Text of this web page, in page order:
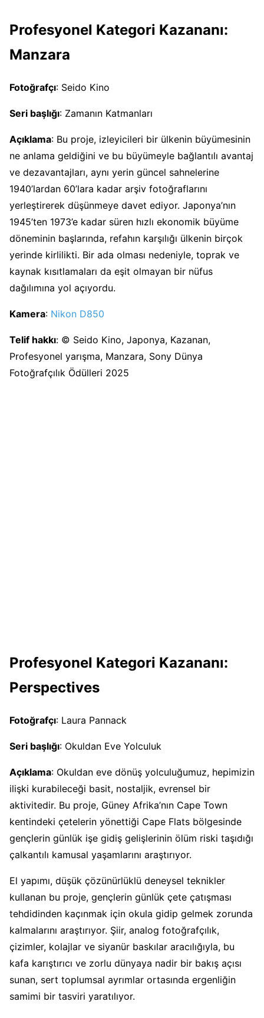
Profesyonel Kategori Kazananı:
Manzara
Fotoğrafçı: Seido Kino
Seri başlığı: Zamanın Katmanları
Açıklama: Bu proje, izleyicileri bir ülkenin büyümesinin
ne anlama geldiğini ve bu büyümeyle bağlantılı avantaj
ve dezavantajları, aynı yerin güncel sahnelerine
1940’lardan 60’lara kadar arşiv fotoğraflarını
yerleştirerek düşünmeye davet ediyor. Japonya’nın
1945’ten 1973’e kadar süren hızlı ekonomik büyüme
döneminin başlarında, refahın karşılığı ülkenin birçok
yerinde kirlilikti. Bir ada olması nedeniyle, toprak ve
kaynak kısıtlamaları da eşit olmayan bir nüfus
dağılımına yol açıyordu.
Kamera: Nikon D850
Telif hakkı: © Seido Kino, Japonya, Kazanan,
Profesyonel yarışma, Manzara, Sony Dünya
Fotoğrafçılık Ödülleri 2025
Profesyonel Kategori Kazananı:
Perspectives
Fotoğrafçı: Laura Pannack
Seri başlığı: Okuldan Eve Yolculuk
Açıklama: Okuldan eve dönüş yolculuğumuz, hepimizin
ilişki kurabileceği basit, nostaljik, evrensel bir
aktivitedir. Bu proje, Güney Afrika’nın Cape Town
kentindeki çetelerin yönettiği Cape Flats bölgesinde
gençlerin günlük işe gidiş gelişlerinin ölüm riski taşıdığı
çalkantılı kamusal yaşamlarını araştırıyor.
El yapımı, düşük çözünürlüklü deneysel teknikler
kullanan bu proje, gençlerin günlük çete çatışması
tehdidinden kaçınmak için okula gidip gelmek zorunda
kalmalarını araştırıyor. Şiir, analog fotoğrafçılık,
çizimler, kolajlar ve siyanür baskılar aracılığıyla, bu
kafa karıştırıcı ve zorlu dünyaya nadir bir bakış açısı
sunan, sert toplumsal ayrımlar ortasında ergenliğin
samimi bir tasviri yaratılıyor.